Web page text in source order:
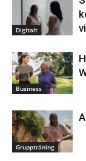
Digitalt
Business
Gruppträning